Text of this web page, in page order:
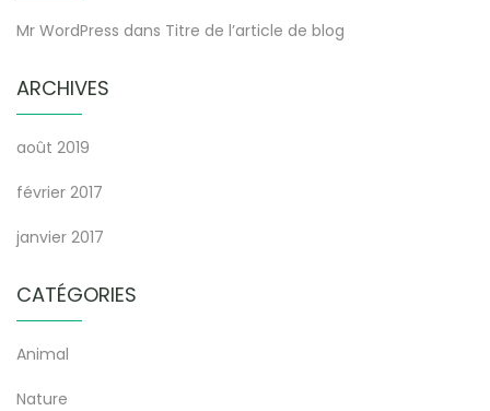
Mr WordPress dans Titre de l’article de blog
ARCHIVES
août 2019
février 2017
janvier 2017
CATÉGORIES
Animal
Nature